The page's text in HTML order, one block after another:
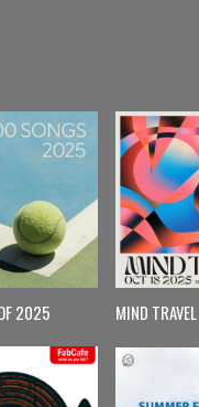
2025 MIND TRAVEL